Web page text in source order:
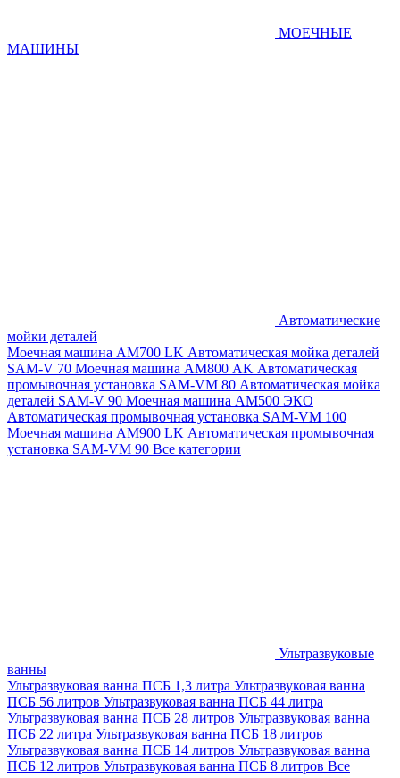
МОЕЧНЫЕ
МАШИНЫ
Автоматические
мойки деталей
Моечная машина AM700 LK Автоматическая мойка деталей
SAM-V 70 Моечная машина АМ800 AK Автоматическая
промывочная установка SAM-VM 80 Автоматическая мойка
деталей SAM-V 90 Моечная машина АМ500 ЭКО
Автоматическая промывочная установка SAM-VM 100
Моечная машина AM900 LK Автоматическая промывочная
установка SAM-VM 90 Все категории
Ультразвуковые
ванны
Ультразвуковая ванна ПСБ 1,3 литра Ультразвуковая ванна
ПСБ 56 литров Ультразвуковая ванна ПСБ 44 литра
Ультразвуковая ванна ПСБ 28 литров Ультразвуковая ванна
ПСБ 22 литра Ультразвуковая ванна ПСБ 18 литров
Ультразвуковая ванна ПСБ 14 литров Ультразвуковая ванна
ПСБ 12 литров Ультразвуковая ванна ПСБ 8 литров Все